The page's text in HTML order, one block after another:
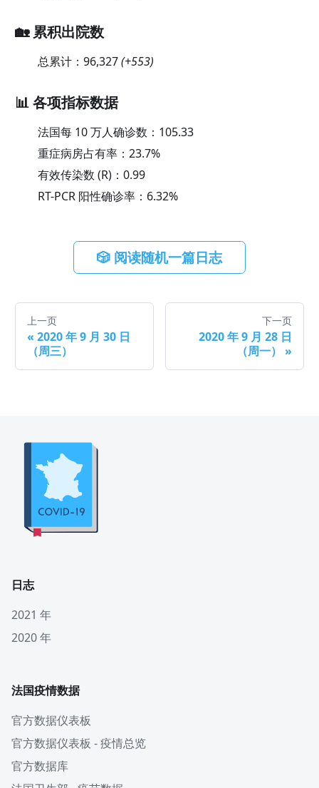
🏡 累积出院数
总累计： 96,327(+553)
📊 各项指标数据
法国每 10 万人确诊数： 105.33
重症病房占有率： 23.7%
有效传染数 (R)： 0.99
RT-PCR 阳性确诊率： 6.32%
🎲 阅读随机一篇日志
上一页
« 2020 年 9 月 30 日
（周三）
下一页
2020 年 9 月 28 日
（周一）
»
日志
2021 年
2020 年
法国疫情数据
官方数据仪表板
官方数据仪表板 - 疫情总览
官方数据库